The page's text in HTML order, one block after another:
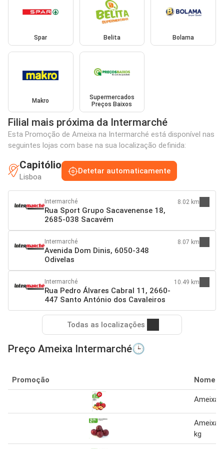
Spar Belita Bolama
Makro
Supermercados
Preços Baixos
Filial mais próxima da Intermarché
Esta Promoção de Ameixa na Intermarché está disponível nas
seguintes lojas com base na sua localização definida:
Capitólio
Lisboa
Detetar automaticamente
Intermarché
Rua Sport Grupo Sacavenense 18,
2685-038 Sacavém
8.02 km
Intermarché
Avenida Dom Dinis, 6050-348
Odivelas
8.07 km
Intermarché
Rua Pedro Álvares Cabral 11, 2660-
447 Santo António dos Cavaleiros
10.49 km
Todas as localizações
Preço Ameixa Intermarché🕒
Promoção Nome
Ameixa
Ameixa
kg